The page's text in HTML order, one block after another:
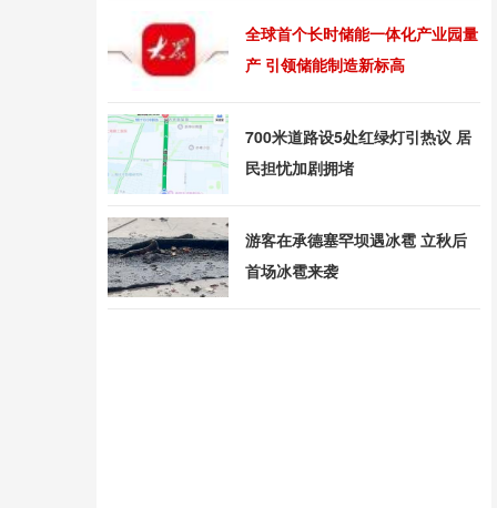
全球首个长时储能一体化产业园量
产 引领储能制造新标高
700米道路设5处红绿灯引热议 居
民担忧加剧拥堵
游客在承德塞罕坝遇冰雹 立秋后
首场冰雹来袭